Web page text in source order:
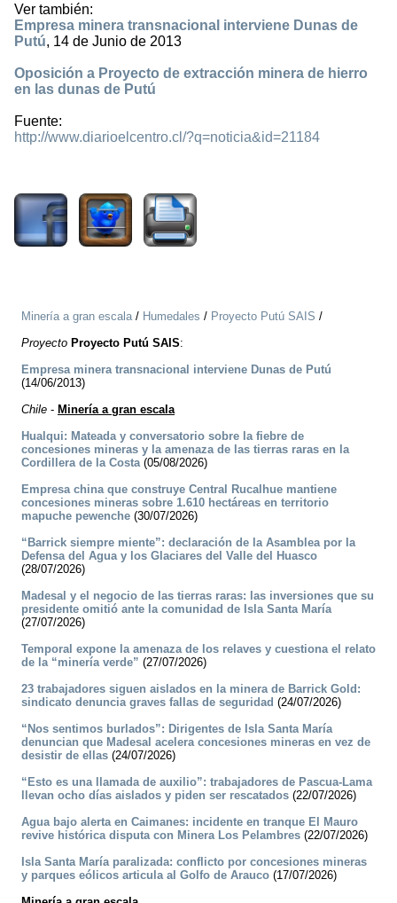
Ver también:
Empresa minera transnacional interviene Dunas de
Putú, 14 de Junio de 2013
Oposición a Proyecto de extracción minera de hierro
en las dunas de Putú
Fuente:
http://www.diarioelcentro.cl/?q=noticia&id=21184
Minería a gran escala/ Humedales / Proyecto Putú SAIS /
Proyecto Proyecto Putú SAIS:
Empresa minera transnacional interviene Dunas de Putú
(14/06/2013)
Chile - Minería a gran escala
Hualqui: Mateada y conversatorio sobre la fiebre de
concesiones mineras y la amenaza de las tierras raras en la
Cordillera de la Costa(05/08/2026)
Empresa china que construye Central Rucalhue mantiene
concesiones mineras sobre 1.610 hectáreas en territorio
mapuche pewenche (30/07/2026)
“Barrick siempre miente”: declaración de la Asamblea por la
Defensa del Agua y los Glaciares del Valle del Huasco
(28/07/2026)
Madesal y el negocio de las tierras raras: las inversiones que su
presidente omitió ante la comunidad de Isla Santa María
(27/07/2026)
Temporal expone la amenaza de los relaves y cuestiona el relato
de la “minería verde” (27/07/2026)
23 trabajadores siguen aislados en la minera de Barrick Gold:
sindicato denuncia graves fallas de seguridad (24/07/2026)
“Nos sentimos burlados”: Dirigentes de Isla Santa María
denuncian que Madesal acelera concesiones mineras en vez de
desistir de ellas (24/07/2026)
“Esto es una llamada de auxilio”: trabajadores de Pascua-Lama
llevan ocho días aislados y piden ser rescatados (22/07/2026)
Agua bajo alerta en Caimanes: incidente en tranque El Mauro
revive histórica disputa con Minera Los Pelambres (22/07/2026)
Isla Santa María paralizada: conflicto por concesiones mineras
y parques eólicos articula al Golfo de Arauco (17/07/2026)